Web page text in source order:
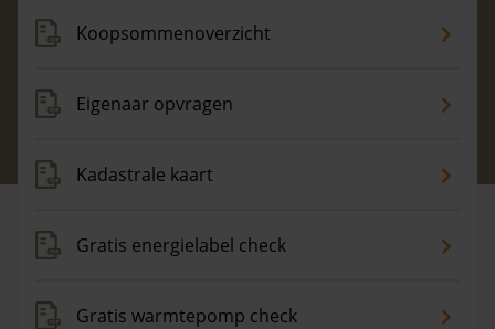
Koopsommenoverzicht
Eigenaar opvragen
Kadastrale kaart
Gratis energielabel check
Gratis warmtepomp check